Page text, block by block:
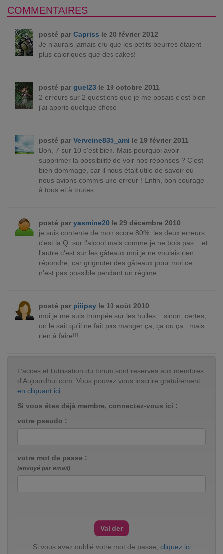
COMMENTAIRES
posté par Capriss le 20 février 2012
Je n'aurais jamais cru que les petits beurres étaient
plus caloriques que des cakes!
posté par guel23 le 19 octobre 2011
2 erreurs sur 2 questions que je me posais c'est bien
j'ai appris quelque chose
posté par Verveine835_ami le 19 février 2011
Bon, 7 sur 10 c'est bien. Mais pourquoi avoir
supprimer la possibilité de voir nos réponses ? C'est
bien dommage, car il nous était utile de savoir où
nous avions commis une erreur ! Enfin, bon courage
à tous et à toutes
posté par yasmine20 le 29 décembre 2010
je suis contente de mon score 80%. les deux erreurs:
c'est la Q .sur l'alcool mais comme je ne bois pas ...et
l'autre c'est sur les gâteaux moi je ne voulais rien
répondre, car grignoter des gâteaux pour moi ce
n'est pas possible pendant un régime...
posté par piiipsyle 10 août 2010
moi je me suis trompée sur les huiles... sinon, certes,
on le sait qu'il ne fait pas manger ça, ça ou ça...mais
rien à faire!!!
L’accès et l’utilisation du forum sont réservés aux membres
d'Aujourdhui.com. Vous pouvez vous inscrire gratuitement
en cliquant ici
Si vous êtes déjà membre, connectez-vous ici :
votre pseudo :
votre mot de passe :
(envoyé par email)
Si vous avez oublié votre mot de passe, cliquez ici